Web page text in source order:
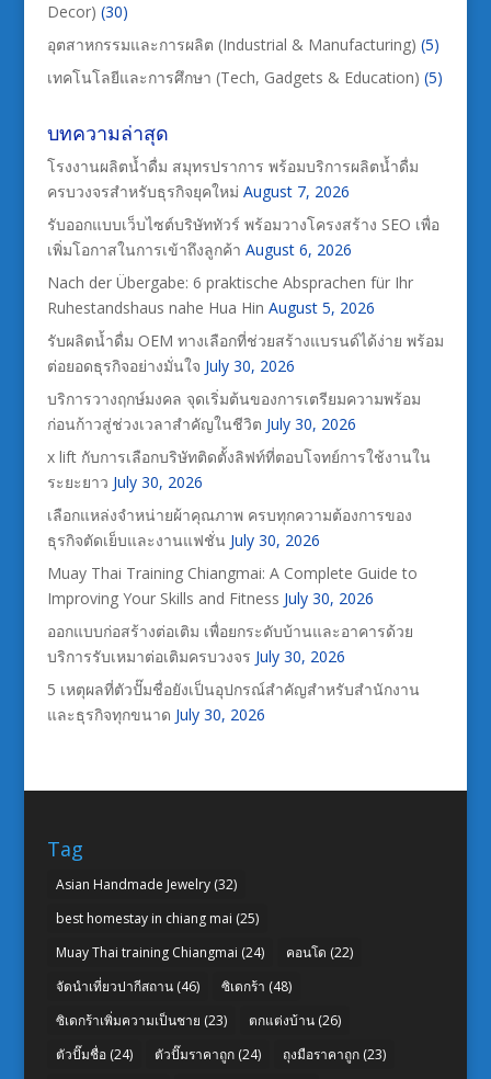
Decor) (30)
อุตสาหกรรมและการผลิต (Industrial & Manufacturing) (5)
เทคโนโลยีและการศึกษา (Tech, Gadgets & Education) (5)
บทความล่าสุด
โรงงานผลิตน้ำดื่ม สมุทรปราการ พร้อมบริการผลิตน้ำดื่ม
ครบวงจรสำหรับธุรกิจยุคใหม่ August 7, 2026
รับออกแบบเว็บไซต์บริษัททัวร์ พร้อมวางโครงสร้าง SEO เพื่อ
เพิ่มโอกาสในการเข้าถึงลูกค้า August 6, 2026
Nach der Übergabe: 6 praktische Absprachen für Ihr
Ruhestandshaus nahe Hua Hin August 5, 2026
รับผลิตน้ำดื่ม OEM ทางเลือกที่ช่วยสร้างแบรนด์ได้ง่าย พร้อม
ต่อยอดธุรกิจอย่างมั่นใจ July 30, 2026
บริการวางฤกษ์มงคล จุดเริ่มต้นของการเตรียมความพร้อม
ก่อนก้าวสู่ช่วงเวลาสำคัญในชีวิต July 30, 2026
x lift กับการเลือกบริษัทติดตั้งลิฟท์ที่ตอบโจทย์การใช้งานใน
ระยะยาว July 30, 2026
เลือกแหล่งจำหน่ายผ้าคุณภาพ ครบทุกความต้องการของ
ธุรกิจตัดเย็บและงานแฟชั่น July 30, 2026
Muay Thai Training Chiangmai: A Complete Guide to
Improving Your Skills and Fitness July 30, 2026
ออกแบบก่อสร้างต่อเติม เพื่อยกระดับบ้านและอาคารด้วย
บริการรับเหมาต่อเติมครบวงจร July 30, 2026
5 เหตุผลที่ตัวปั๊มชื่อยังเป็นอุปกรณ์สำคัญสำหรับสำนักงาน
และธุรกิจทุกขนาด July 30, 2026
Tag
Asian Handmade Jewelry(32)
best homestay in chiang mai (25)
Muay Thai training Chiangmai (24) คอนโด (22)
จัดนำเที่ยวปากีสถาน(46) ซิเดกร้า (48)
ซิเดกร้าเพิ่มความเป็นชาย (23) ตกแต่งบ้าน(26)
ตัวปั๊มชื่อ(24) ตัวปั๊มราคาถูก(24) ถุงมือราคาถูก(23)